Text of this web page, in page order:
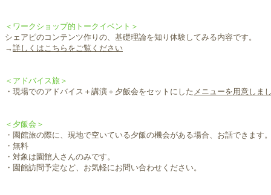
＜ワークショップ的トークイベント＞​​
シェアピのコンテンツ作りの、基礎理論を知り体験してみる内容です。
​→詳しくはこちらをご覧ください
＜アドバイス旅＞
​・現場でのアドバイス＋講演＋夕飯会をセットにした メニューを用意しま
＜夕飯会＞
・園館旅の際に、現地で空いている夕飯の機会がある場合、お話できます
・無料
・対象は園館人さんのみです。
・園館訪問予定など、お気軽にお問い合わせください。